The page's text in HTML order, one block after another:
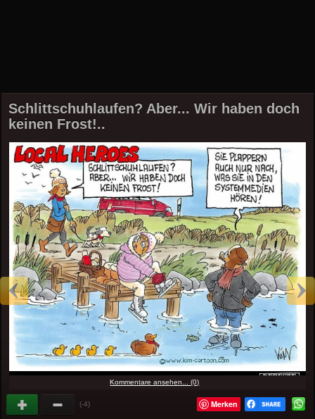
Schlittschuhlaufen? Aber... Wir haben doch
keinen Frost!..
Kommentare ansehen... (0)
(-4) Merken